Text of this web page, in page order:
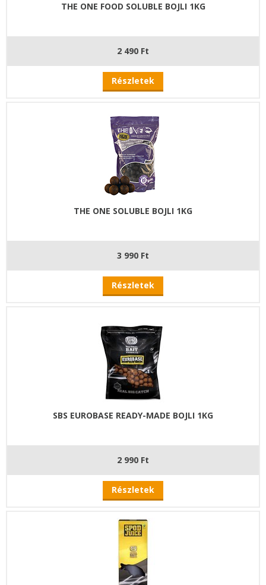
THE ONE FOOD SOLUBLE BOJLI 1KG
2 490 Ft
Részletek
THE ONE SOLUBLE BOJLI 1KG
3 990 Ft
Részletek
SBS EUROBASE READY-MADE BOJLI 1KG
2 990 Ft
Részletek